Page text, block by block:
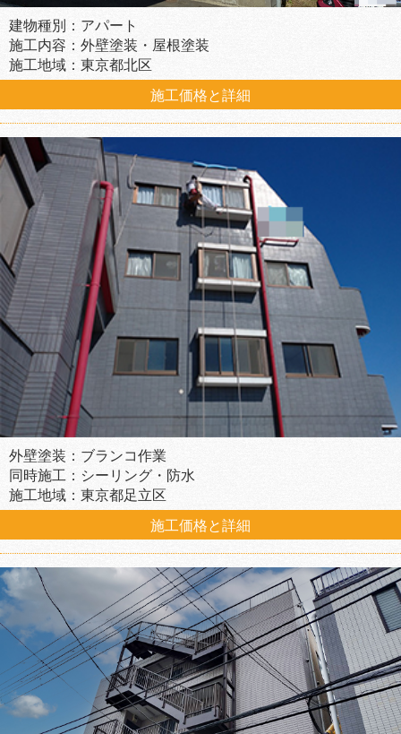
建物種別：アパート
施工内容：外壁塗装・屋根塗装
施工地域：東京都北区
施工価格と詳細
外壁塗装：ブランコ作業
同時施工：シーリング・防水
施工地域：東京都足立区
施工価格と詳細